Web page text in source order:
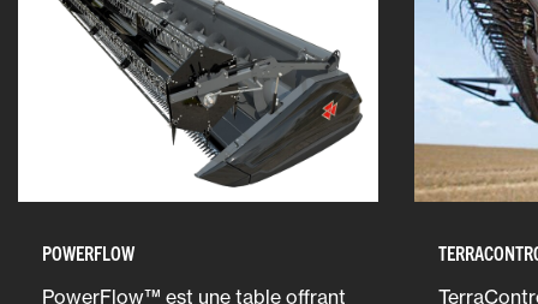
POWERFLOW
PowerFlow™ est une table offrant